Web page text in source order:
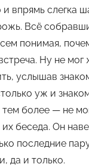
и впрямь слегка
Всё
понимая,
Ну не мог
услышав
уж и
более — не
беседа. Он
последние
да и только.